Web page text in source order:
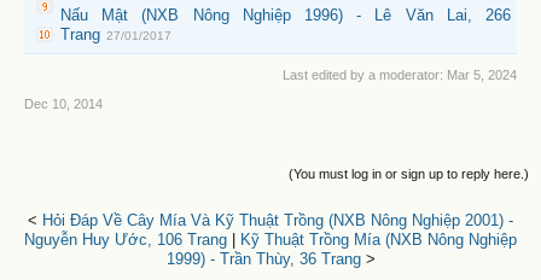
Nấu Mật (NXB Nông Nghiệp 1996) - Lê Văn Lai, 266
Trang 27/01/2017
Last edited by a moderator: Mar 5, 2024
Dec 10, 2014
(You must log in or sign up to reply here.)
< Hỏi Đáp Về Cây Mía Và Kỹ Thuật Trồng (NXB Nông Nghiệp 2001) -
Nguyễn Huy Ước, 106 Trang
Kỹ Thuật Trồng Mía (NXB Nông Nghiệp
1999) - Trần Thùy, 36 Trang>